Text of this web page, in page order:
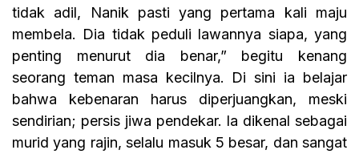
tidak adil, Nanik pasti yang pertama kali maju
membela. Dia tidak peduli lawannya siapa, yang
penting menurut dia benar,” begitu kenang
seorang teman masa kecilnya. Di sini ia belajar
bahwa kebenaran harus diperjuangkan, meski
sendirian; persis jiwa pendekar. Ia dikenal sebagai
murid yang rajin, selalu masuk 5 besar, dan sangat